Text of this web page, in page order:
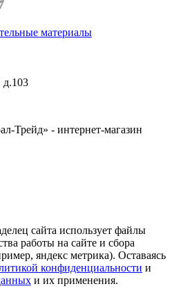
материалы
д.103
- интернет-магазин
сайта использует файлы
работы на сайте и сбора
яндекс метрика). Оставаясь
конфиденциальности и
и их применения.